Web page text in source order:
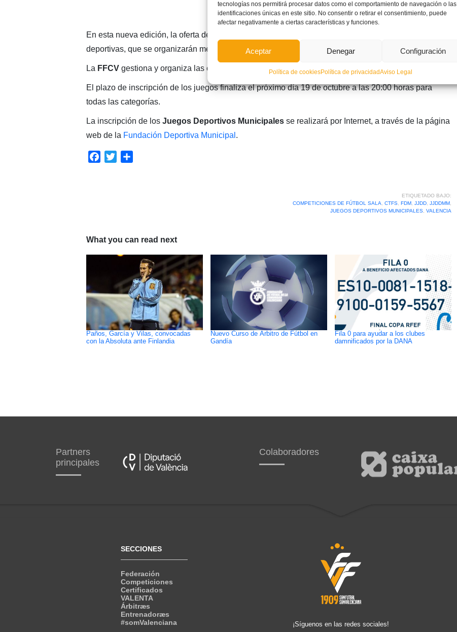
tecnologías nos permitirá procesar datos como el comportamiento de navegación o las
identificaciones únicas en este sitio. No consentir o retirar el consentimiento, puede
afectar negativamente a ciertas características y funciones.
Aceptar Denegar Configuración
Política de cookiesPolítica de privacidadAviso Legal
En esta nueva edición, la oferta deportiva programada contará con un total de doce modalidades
deportivas, que se organizarán mediante el desarrollo de una liga regular.
La FFCV gestiona y organiza las competiciones de fútbol sala en los Juegos Deportivos de València.
El plazo de inscripción de los juegos finaliza el próximo día 19 de octubre a las 20:00 horas para
todas las categorías.
La inscripción de losJuegos Deportivos Municipalesse realizará por Internet, a través de la página
web de la Fundación Deportiva Municipal .
Facebook
Twitter
ETIQUETADO BAJO:
COMPETICIONES DE FÚTBOL SALA
CTFS, FDM, JJDD, JJDDMM,
JUEGOS DEPORTIVOS MUNICIPALES, VALENCIA
What you can read next
Paños, García y Vilas, convocadas
con la Absoluta ante Finlandia
Nuevo Curso de Árbitro de Fútbol en
Gandía
Fila 0 para ayudar a los clubes
damnificados por la DANA
Partners
principales
Colaboradores
SECCIONES
Federación
Competiciones
Certificados
VALENTA
Árbitræs
Entrenadoræs
#somValenciana
¡Síguenos en las redes sociales!